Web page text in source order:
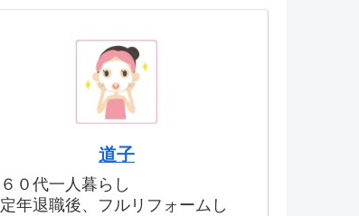
道子
６０代一人暮らし
定年退職後、フルリフォームし